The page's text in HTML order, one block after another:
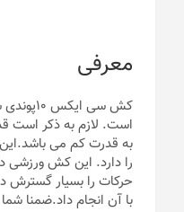
معرفی
است. لازم به ذکر است
به قدرت کم می
را دارد. این کش ورزشی
حرکات را بسیار گسترش
با آن انجام داد.ضمنا